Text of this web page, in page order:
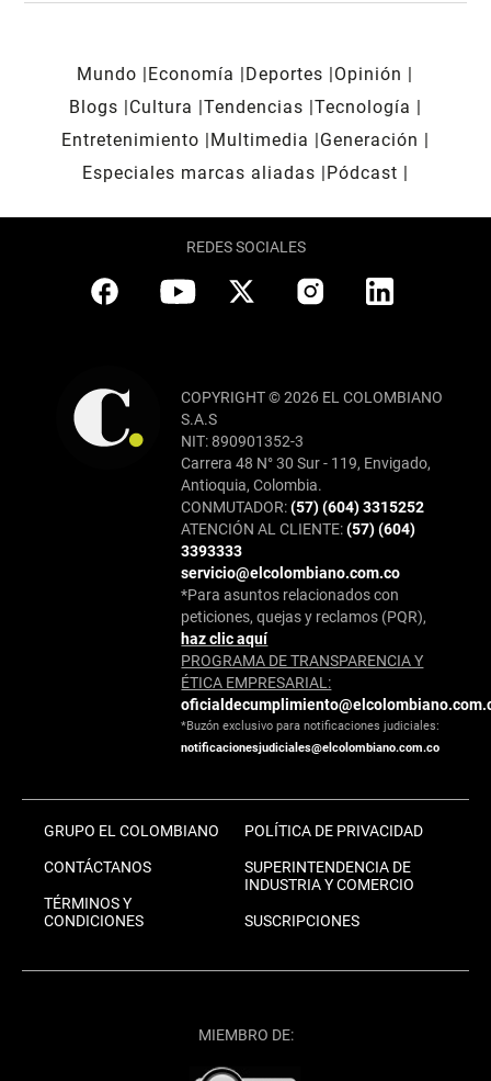
Mundo Economía Deportes
Opinión
Blogs
Cultura Tendencias Tecnología
Entretenimiento
Multimedia
Generación
Especiales marcas aliadas
Pódcast
REDES SOCIALES
COPYRIGHT © 2026 EL COLOMBIANO
S.A.S
NIT: 890901352-3
Carrera 48 N° 30 Sur - 119, Envigado,
Antioquia, Colombia.
CONMUTADOR:(57) (604) 3315252
ATENCIÓN AL CLIENTE:(57) (604)
3393333
servicio@elcolombiano.com.co
*Para asuntos relacionados con
peticiones, quejas y reclamos (PQR),
haz clic aquí
PROGRAMA DE TRANSPARENCIA Y
ÉTICA EMPRESARIAL:
*Buzón exclusivo para notificaciones judiciales:
notificacionesjudiciales@elcolombiano.com.co
GRUPO EL COLOMBIANO
CONTÁCTANOS
TÉRMINOS Y
CONDICIONES
POLÍTICA DE PRIVACIDAD
SUPERINTENDENCIA DE
INDUSTRIA Y COMERCIO
SUSCRIPCIONES
MIEMBRO DE: